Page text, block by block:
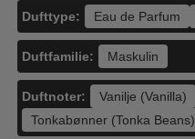
Dufttype: Eau de Parfum
Duftfamilie: Maskulin
Duftnoter: Vanilje (Vanilla)
Tonkabønner (Tonka Beans)